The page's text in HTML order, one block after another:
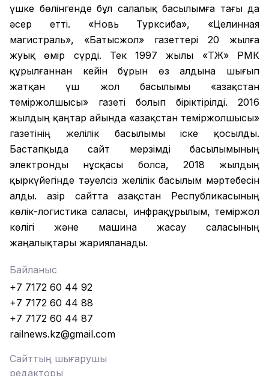
үшке бөлінгенде бұл салалық басылымға тағы да
әсер етті. «Новь Турксиба», «Целинная
магистраль», «Батысжол» газеттері 20 жылға
жуық өмір сүрді. Тек 1997 жылы «ҚТЖ» РМК
құрылғаннан кейін бұрын өз алдына шығып
жатқан үш жол басылымы «Қазақстан
теміржолшысы» газеті болып біріктірілді. 2016
жылдың қаңтар айында «Қазақстан теміржолшысы»
газетінің желілік басылымы іске қосылды.
Бастапқыда сайт мерзімді басылымының
электронды нұсқасы болса, 2018 жылдың
қыркүйегінде тәуелсіз желілік басылым мәртебесін
алды. Қазір сайтта Қазақстан Республикасының
көлік-логистика саласы, инфрақұрылым, теміржол
көлігі және машина жасау саласының
жаңалықтары жарияланады.
Байланыс
+7 7172 60 44 92
+7 7172 60 44 88
+7 7172 60 44 87
railnews.kz@gmail.com
Сайттың шығарушы
редакторы